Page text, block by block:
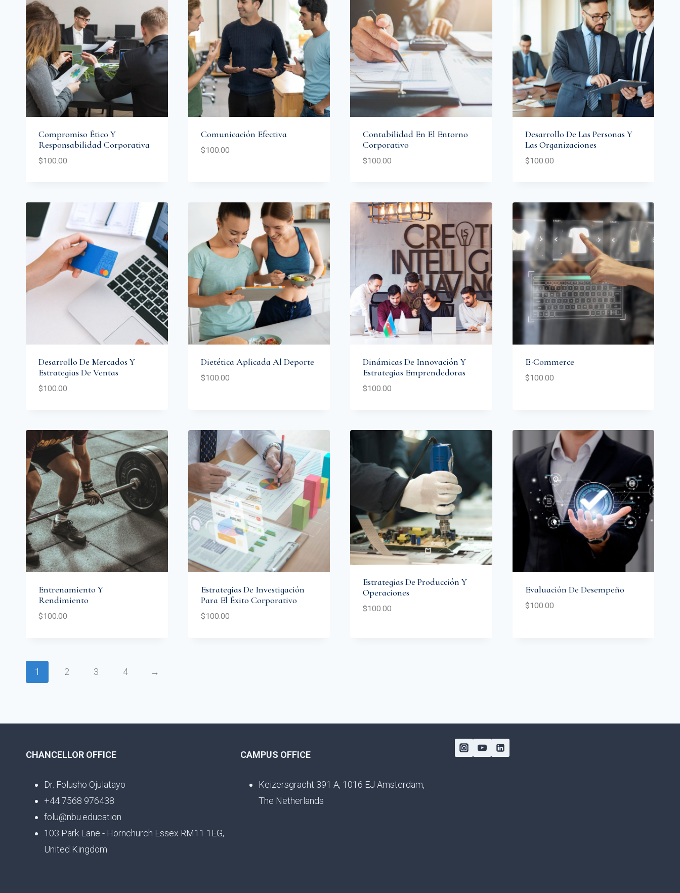
Compromiso Ético Y
Responsabilidad Corporativa
$100.00
Comunicación Efectiva
$100.00
Contabilidad En El Entorno
Corporativo
$100.00
Desarrollo De Las Personas Y
Las Organizaciones
$100.00
Desarrollo De Mercados Y
Estrategias De Ventas
$100.00
Dietética Aplicada Al Deporte
$100.00
Dinámicas De Innovación Y
Estrategias Emprendedoras
$100.00
E-Commerce
$100.00
Entrenamiento Y
Rendimiento
$100.00
Estrategias De Investigación
Para El Éxito Corporativo
$100.00
Estrategias De Producción Y
Operaciones
$100.00
Evaluación De Desempeño
$100.00
1 2 3 4 →
CHANCELLOR OFFICE
Dr. Folusho Ojulatayo
+44 7568 976438
folu@nbu.education
103 Park Lane - Hornchurch Essex RM11 1EG,
United Kingdom
CAMPUS OFFICE
Keizersgracht 391 A, 1016 EJ Amsterdam,
The Netherlands